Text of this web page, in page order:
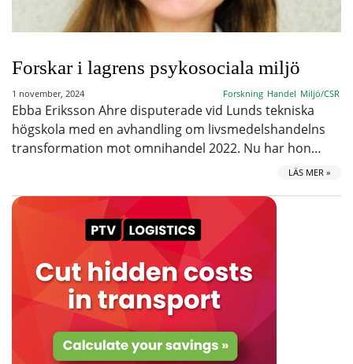
Forskar i lagrens psykosociala miljö
1 november, 2024 Forskning Handel Miljö/CSR
Ebba Eriksson Ahre disputerade vid Lunds tekniska
högskola med en avhandling om livsmedelshandelns
transformation mot omnihandel 2022. Nu har hon…
LÄS MER »